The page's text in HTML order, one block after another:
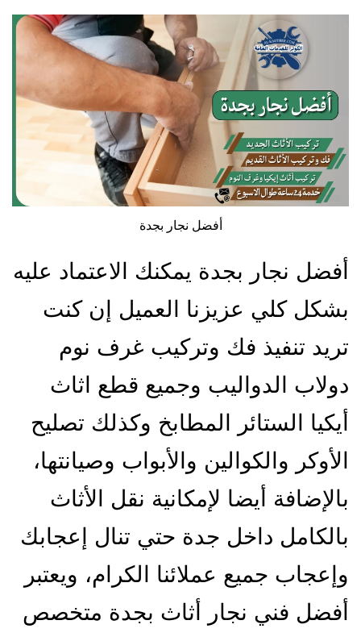
أفضل نجار بجدة
أفضل نجار بجدة يمكنك الاعتماد عليه
بشكل كلي عزيزنا العميل إن كنت
تريد تنفيذ فك وتركيب غرف نوم
دولاب الدواليب وجميع قطع اثاث
أيكيا الستائر المطابخ وكذلك تصليح
الأوكر والكوالين والأبواب وصيانتها،
بالإضافة أيضا لإمكانية نقل الأثاث
بالكامل داخل جدة حتي تنال إعجابك
وإعجاب جميع عملائنا الكرام، ويعتبر
أفضل فني نجار أثاث بجدة متخصص